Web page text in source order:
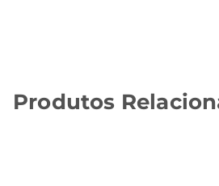
proporciona um leve
drinks criativos, trazendo um
Produtos